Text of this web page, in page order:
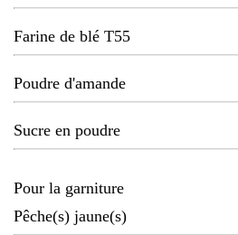
Farine de blé T55
Poudre d'amande
Sucre en poudre
Pour la garniture
Pêche(s) jaune(s)